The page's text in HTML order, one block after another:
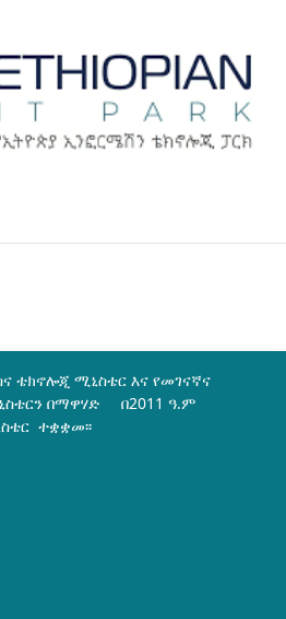
ቴክኖሎጂ ሚኒስቴር እና የመገናኛና
በማዋሃድ በ2011 ዓ.ም
ተቋቋመ፡፡